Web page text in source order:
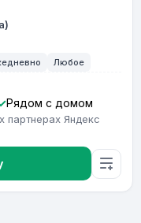
Любое
Рядом с домом
партнерах Яндекс